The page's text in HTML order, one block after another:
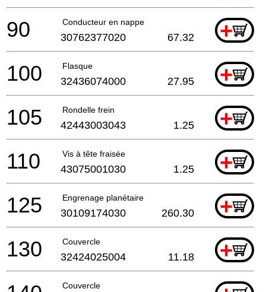
Conducteur en nappe +
90 30762377020 67.32
Flasque +
100 32436074000 27.95
Rondelle frein +
105 42443003043 1.25
Vis à tête fraisée +
110 43075001030 1.25
Engrenage planétaire +
125 30109174030 260.30
Couvercle +
130 32424025004 11.18
Couvercle